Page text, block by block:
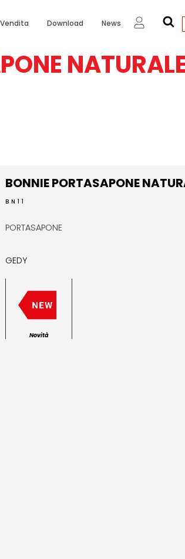
Download News
BONNIE PORTASAPONE
BN11
PORTASAPONE
GEDY
Novità